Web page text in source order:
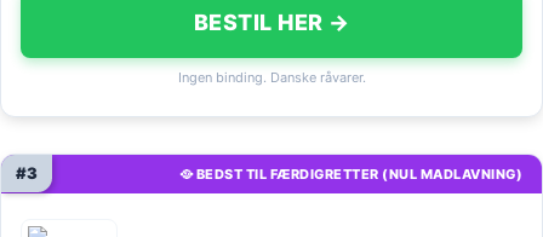
BESTIL HER →
Ingen binding. Danske råvarer.
🥘 BEDST TIL FÆRDIGRETTER (NUL MADLAVNING)
#3